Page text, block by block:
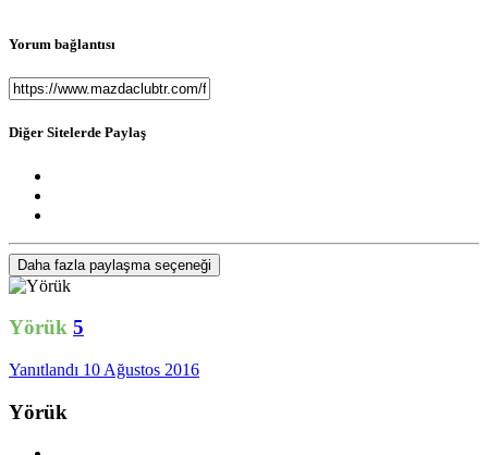
Yorum bağlantısı
Diğer Sitelerde Paylaş
Daha fazla paylaşma seçeneği
Yörük 5
Yanıtlandı 10 Ağustos 2016
Yörük